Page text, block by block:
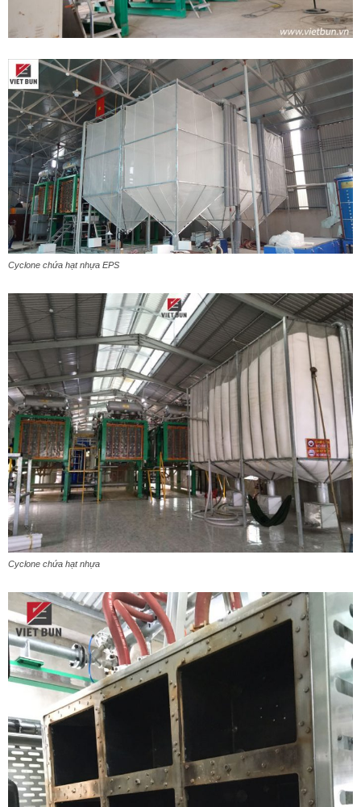
Cyclone chứa hạt nhựa EPS
Cyclone chứa hạt nhựa